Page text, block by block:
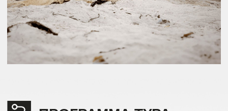
Уникальный экспедиционный круиз на Северный
полюс.
Ледокол «50 лет Победы», общение
с легендарными полярниками, фото
сопровождение маршрута, прогулки
на вертолётах, возможность для фотосъемки
барбекю и самая северная в мире баня! Каждый